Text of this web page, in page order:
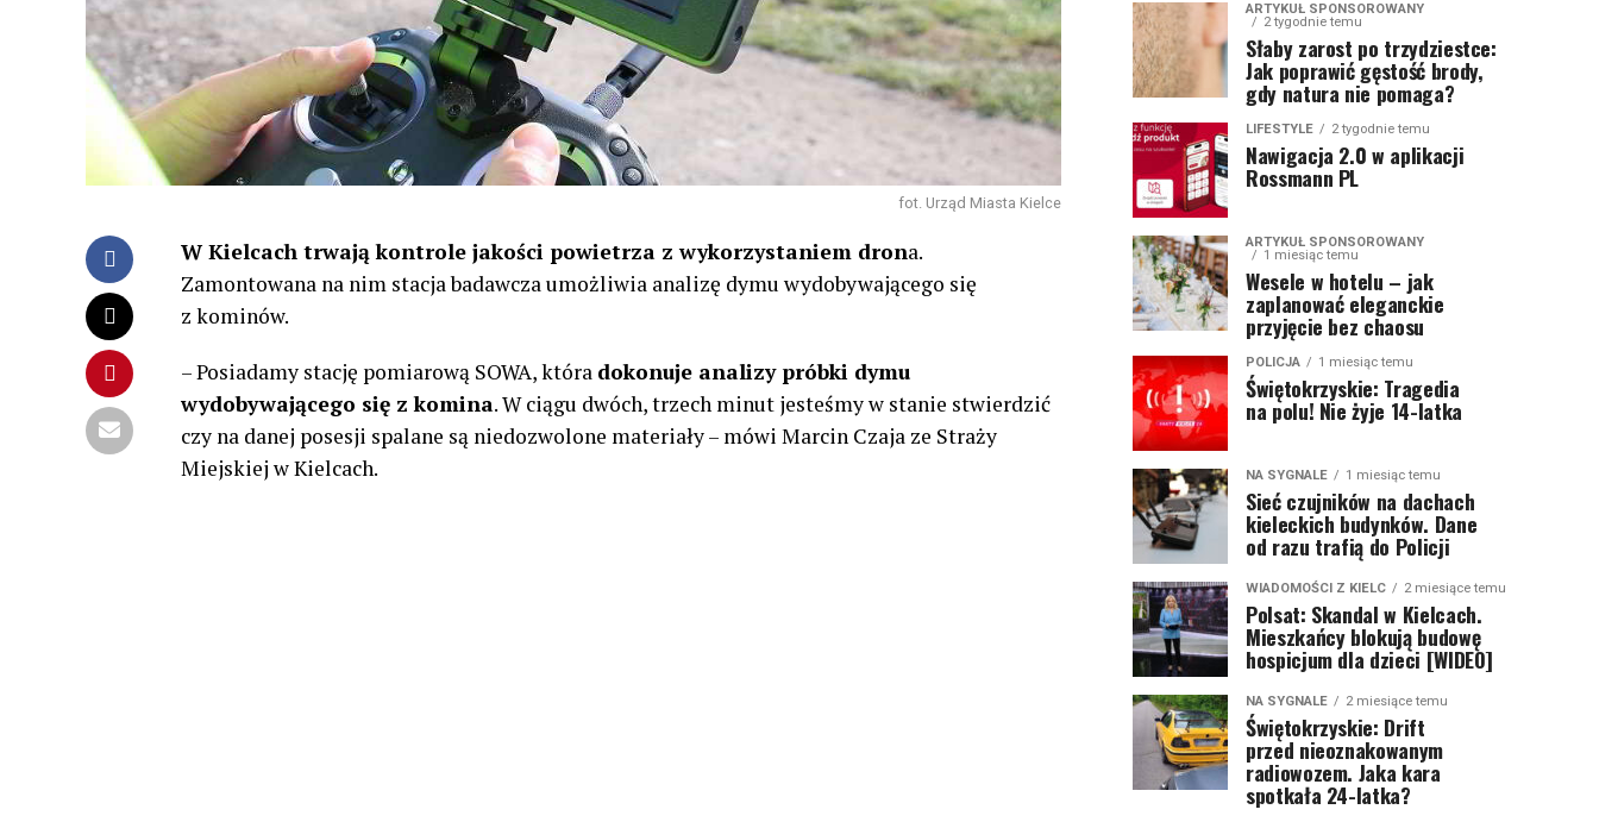
fot. Urząd Miasta Kielce
W Kielcach trwają kontrole jakości powietrza z wykorzystaniem drona.
Zamontowana na nim stacja badawcza umożliwia analizę dymu wydobywającego się
z kominów.
– Posiadamy stację pomiarową SOWA, która dokonuje analizy próbki dymu
wydobywającego się z komina. W ciągu dwóch, trzech minut jesteśmy w stanie stwierdzić
czy na danej posesji spalane są niedozwolone materiały – mówi Marcin Czaja ze Straży
Miejskiej w Kielcach.
ARTYKUŁ SPONSOROWANY
2 tygodnie temu
Słaby zarost po trzydziestce:
Jak poprawić gęstość brody,
gdy natura nie pomaga?
LIFESTYLE 2 tygodnie temu
Nawigacja 2.0 w aplikacji
Rossmann PL
ARTYKUŁ SPONSOROWANY
1 miesiąc temu
Wesele w hotelu – jak
zaplanować eleganckie
przyjęcie bez chaosu
POLICJA 1 miesiąc temu
Świętokrzyskie: Tragedia
na polu! Nie żyje 14-latka
NA SYGNALE 1 miesiąc temu
Sieć czujników na dachach
kieleckich budynków. Dane
od razu trafią do Policji
WIADOMOŚCI Z KIELC 2 miesiące temu
Polsat: Skandal w Kielcach.
Mieszkańcy blokują budowę
hospicjum dla dzieci [WIDEO]
NA SYGNALE 2 miesiące temu
Świętokrzyskie: Drift
przed nieoznakowanym
radiowozem. Jaka kara
spotkała 24-latka?